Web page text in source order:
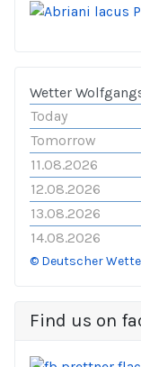
Wetter
Today
Tomorrow
11.08.2026
12.08.2026
13.08.2026
14.08.2026
© Deutscher
Find us on